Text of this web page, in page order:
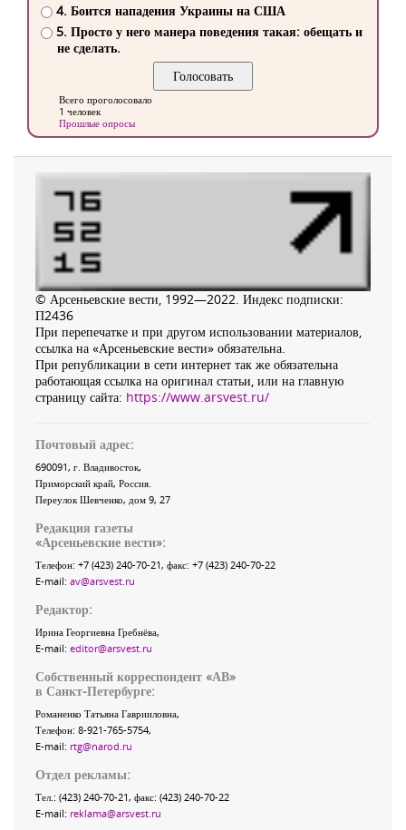
4. Боится нападения Украины на США
5. Просто у него манера поведения такая: обещать и
не сделать.
Всего проголосовало
1 человек
Прошлые опросы
© Арсеньевские вести, 1992—2022. Индекс подписки:
П2436
При перепечатке и при другом использовании материалов,
ссылка на «Арсеньевские вести» обязательна.
При републикации в сети интернет так же обязательна
работающая ссылка на оригинал статьи, или на главную
страницу сайта: https://www.arsvest.ru/
Почтовый адрес:
690091, г. Владивосток,
Приморский край, Россия
Переулок Шевченко, дом 9, 27
Редакция газеты
«Арсеньевские вести»:
Телефон: +7 (423) 240-70-21, факс: +7 (423) 240-70-22
E-mail: av@arsvest.ru
Редактор:
Ирина Георгиевна Гребнёва,
E-mail: editor@arsvest.ru
Собственный корреспондент «АВ»
в Санкт-Петербурге:
Романенко Татьяна Гаврииловна,
Телефон: 8-921-765-5754,
E-mail: rtg@narod.ru
Отдел рекламы:
Тел.: (423) 240-70-21, факс: (423) 240-70-22
E-mail: reklama@arsvest.ru